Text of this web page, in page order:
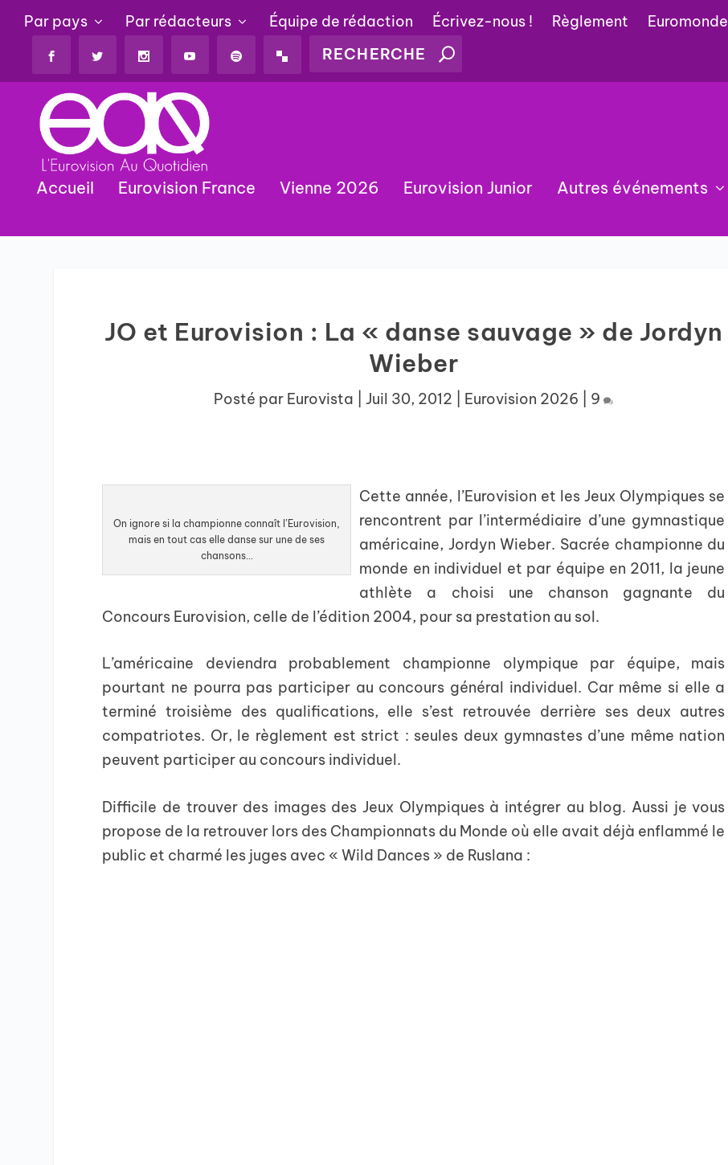
Par pays Par rédacteurs Équipe de rédaction Écrivez-nous ! Règlement Euromonde
Accueil Eurovision France Vienne 2026 Eurovision Junior Autres événements
JO et Eurovision : La « danse sauvage » de Jordyn
Wieber
Posté par Eurovista |Juil 30, 2012 Eurovision 2026 9
On ignore si la championne connaît l’Eurovision,
mais en tout cas elle danse sur une de ses
chansons…
Cette année, l’Eurovision et les Jeux Olympiques se
rencontrent par l’intermédiaire d’une gymnastique
américaine, Jordyn Wieber. Sacrée championne du
monde en individuel et par équipe en 2011, la jeune
athlète a choisi une chanson gagnante du
Concours Eurovision, celle de l’édition 2004, pour sa prestation au sol.
L’américaine deviendra probablement championne olympique par équipe, mais
pourtant ne pourra pas participer au concours général individuel. Car même si elle a
terminé troisième des qualifications, elle s’est retrouvée derrière ses deux autres
compatriotes. Or, le règlement est strict : seules deux gymnastes d’une même nation
peuvent participer au concours individuel.
Difficile de trouver des images des Jeux Olympiques à intégrer au blog. Aussi je vous
propose de la retrouver lors des Championnats du Monde où elle avait déjà enflammé le
public et charmé les juges avec « Wild Dances » de Ruslana :